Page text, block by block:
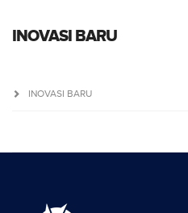
INOVASI BARU
INOVASI BARU